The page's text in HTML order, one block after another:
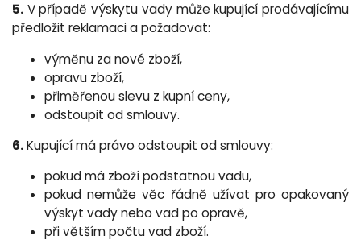
5. V případě výskytu vady může kupující prodávajícímu
předložit reklamaci a požadovat:
výměnu za nové zboží,
opravu zboží,
přiměřenou slevu z kupní ceny,
odstoupit od smlouvy.
6.Kupující má právo odstoupit od smlouvy:
pokud má zboží podstatnou vadu,
pokud nemůže věc řádně užívat pro opakovaný
výskyt vady nebo vad po opravě,
při větším počtu vad zboží.